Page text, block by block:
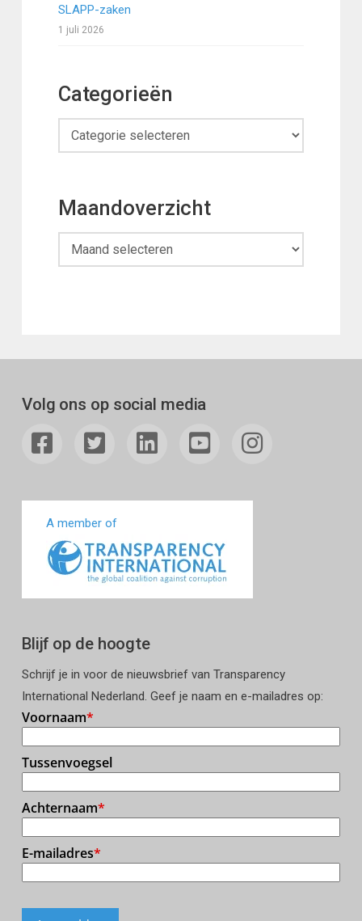
SLAPP-zaken
1 juli 2026
Categorieën
Categorieën
Maandoverzicht
Maandoverzicht
Volg ons op social media
A member of
Blijf op de hoogte
Schrijf je in voor de nieuwsbrief van Transparency
International Nederland. Geef je naam en e-mailadres op: